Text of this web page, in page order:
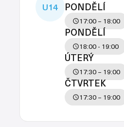
U14 PONDĚLÍ
17:00 – 18:00
PONDĚLÍ
18:00 - 19:00
ÚTERÝ
17:30 – 19:00
ČTVRTEK
17:30 – 19:00